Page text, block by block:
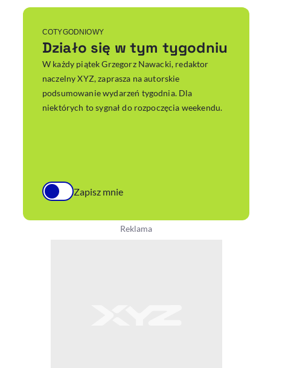
Deklaracja dostępności
, otwiera się w